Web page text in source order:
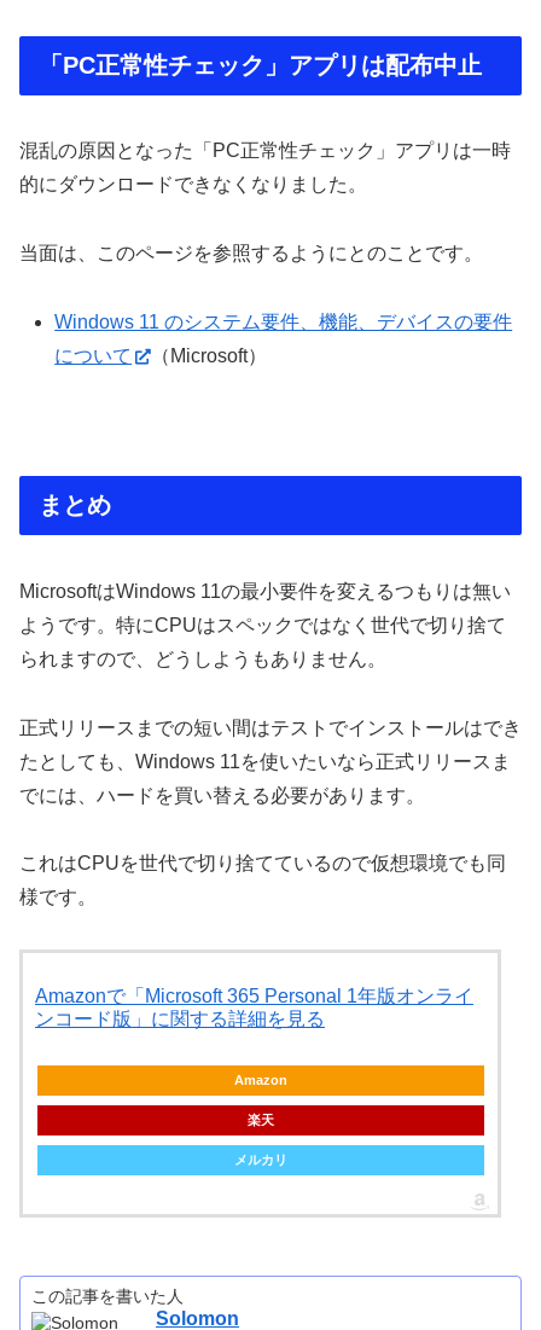
「PC正常性チェック」アプリは配布中止
混乱の原因となった「PC正常性チェック」アプリは一時
的にダウンロードできなくなりました。
当面は、このページを参照するようにとのことです。
Windows 11 のシステム要件、機能、デバイスの要件
について
（Microsoft）
まとめ
MicrosoftはWindows 11の最小要件を変えるつもりは無い
ようです。特にCPUはスペックではなく世代で切り捨て
られますので、どうしようもありません。
正式リリースまでの短い間はテストでインストールはでき
たとしても、Windows 11を使いたいなら正式リリースま
でには、ハードを買い替える必要があります。
これはCPUを世代で切り捨てているので仮想環境でも同
様です。
Amazonで「Microsoft 365 Personal 1年版オンライ
ンコード版」に関する詳細を見る
Amazon
楽天
メルカリ
この記事を書いた人
Solomon